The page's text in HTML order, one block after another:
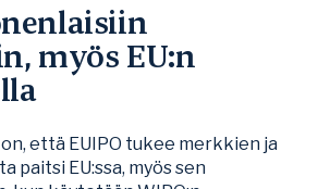
myös EU:n
että EUIPO tukee merkkien ja
paitsi EU:ssa, myös sen